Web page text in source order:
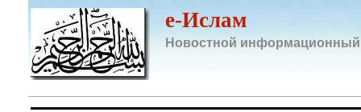
e-Ислам
Новостной информационный